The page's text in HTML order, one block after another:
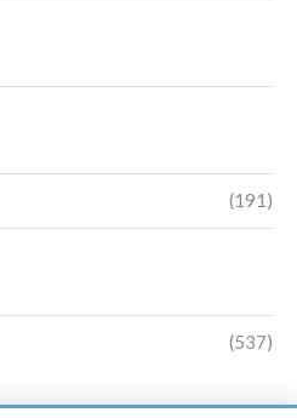
(191)
(537)